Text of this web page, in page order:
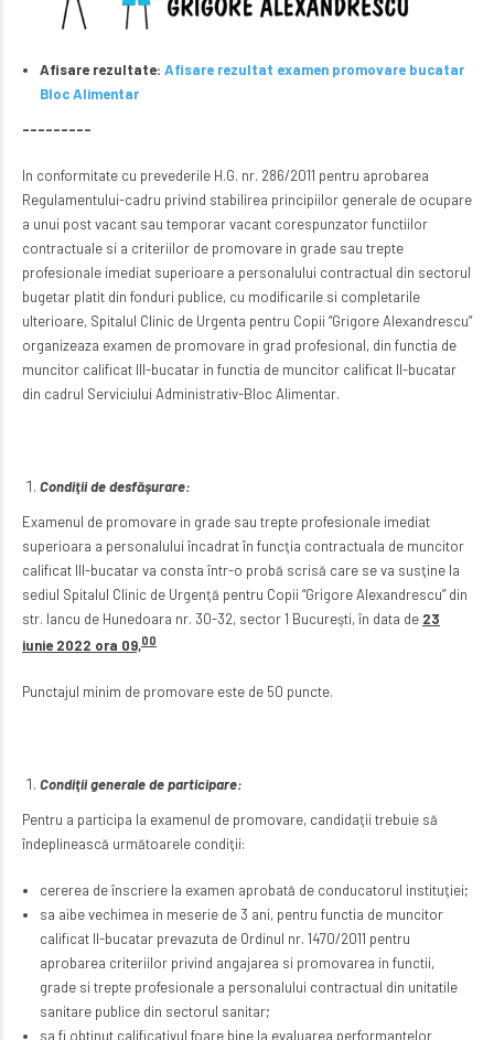
Afisare rezultate: Afisare rezultat examen promovare bucatar
Bloc Alimentar
––––––––-
In conformitate cu prevederile H.G. nr. 286/2011 pentru aprobarea
Regulamentului-cadru privind stabilirea principiilor generale de ocupare
a unui post vacant sau temporar vacant corespunzator functiilor
contractuale si a criteriilor de promovare in grade sau trepte
profesionale imediat superioare a personalului contractual din sectorul
bugetar platit din fonduri publice, cu modificarile si completarile
ulterioare, Spitalul Clinic de Urgenta pentru Copii “Grigore Alexandrescu”
organizeaza examen de promovare in grad profesional, din functia de
muncitor calificat III-bucatar in functia de muncitor calificat II-bucatar
din cadrul Serviciului Administrativ-Bloc Alimentar.
Condiţii de desfăşurare:
Examenul de promovare in grade sau trepte profesionale imediat
superioara a personalului încadrat în funcţia contractuala de muncitor
calificat III-bucatar va consta într-o probă scrisă care se va susţine la
sediul Spitalul Clinic de Urgenţă pentru Copii “Grigore Alexandrescu” din
str. Iancu de Hunedoara nr. 30-32, sector 1 Bucureşti, în data de 23
iunie 2022 ora 09,00
Punctajul minim de promovare este de 50 puncte.
Condiţii generale de participare:
Pentru a participa la examenul de promovare, candidaţii trebuie să
îndeplinească următoarele condiţii:
cererea de înscriere la examen aprobată de conducatorul instituţiei;
sa aibe vechimea in meserie de 3 ani, pentru functia de muncitor
calificat II-bucatar prevazuta de Ordinul nr. 1470/2011 pentru
aprobarea criteriilor privind angajarea si promovarea in functii,
grade si trepte profesionale a personalului contractual din unitatile
sanitare publice din sectorul sanitar;
sa fi obtinut calificativul foare bine la evaluarea performantelor